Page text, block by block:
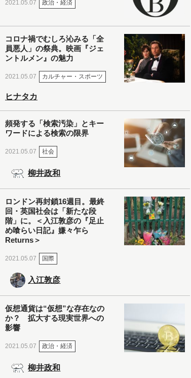
2021.05.07 政治・経済
コロナ禍でむしろ沁みる「全
員悪人」の祭典。映画『ジェ
ントルメン』の魅力
2021.05.07 カルチャー・スポーツ
ヒナタカ
頻発する「検索汚染」とキー
ワードによる検索の限界
2021.05.07 社会
柳井政和
ロンドン再封鎖16週目。最終
回・英国社会は「新たな段
階」に。＜入江敦彦の『足止
め喰らい日記』嫌々乍ら
Returns＞
2021.05.07 国際
入江敦彦
仮想通貨は“仮想”な存在なの
か？ 拡大する現実世界への
影響
2021.05.07 政治・経済
柳井政和